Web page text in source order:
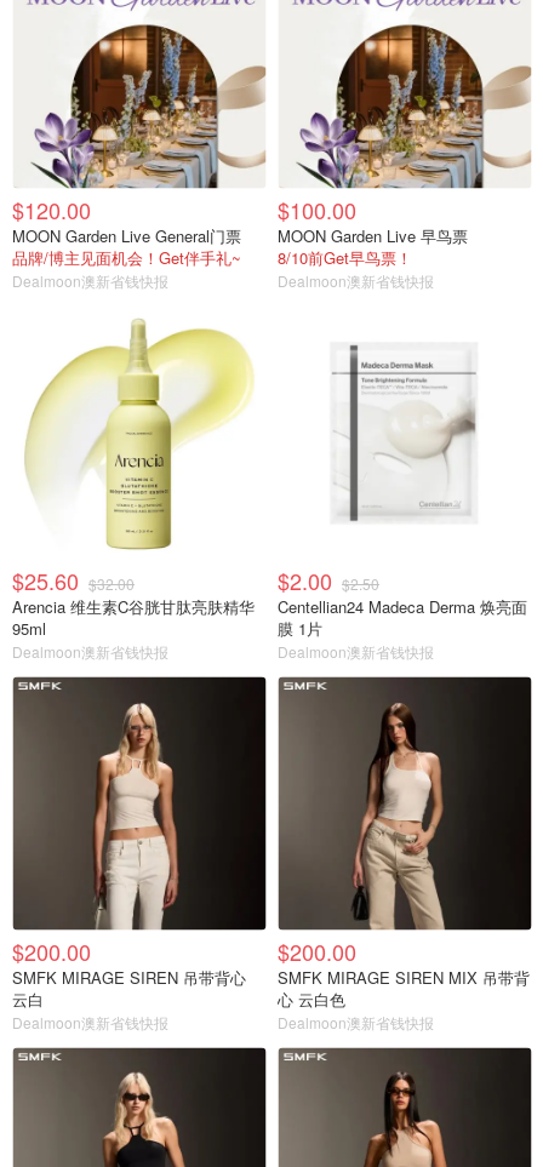
$120.00
MOON Garden Live General门票
品牌/博主见面机会！Get伴手礼~
Dealmoon澳新省钱快报
$100.00
MOON Garden Live 早鸟票
8/10前Get早鸟票！
Dealmoon澳新省钱快报
$25.60 $32.00
Arencia 维生素C谷胱甘肽亮肤精华
95ml
Dealmoon澳新省钱快报
$2.00 $2.50
Centellian24 Madeca Derma 焕亮面
膜 1片
Dealmoon澳新省钱快报
$200.00
SMFK MIRAGE SIREN 吊带背心
云白
Dealmoon澳新省钱快报
$200.00
SMFK MIRAGE SIREN MIX 吊带背
心 云白色
Dealmoon澳新省钱快报